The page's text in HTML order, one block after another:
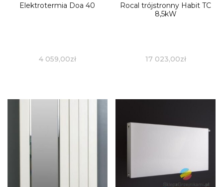
Elektrotermia Doa 40
4 059,00zł
Rocal trójstronny Habit TC
8,5kW
17 023,00zł